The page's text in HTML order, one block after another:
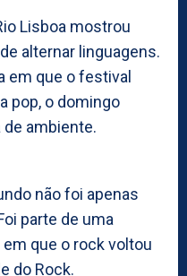
Lisboa mostrou
alternar linguagens.
em que o festival
pop, o domingo
ambiente.
não foi apenas
parte de uma
que o rock voltou
do Rock.